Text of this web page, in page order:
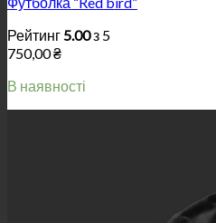
Рейтинг5.00з 5
750,00₴
В наявності